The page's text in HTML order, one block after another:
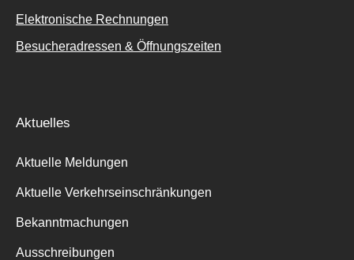
Elektronische Rechnungen
Besucheradressen & Öffnungszeiten
Aktuelles
Aktuelle Meldungen
Aktuelle Verkehrseinschränkungen
Bekanntmachungen
Ausschreibungen